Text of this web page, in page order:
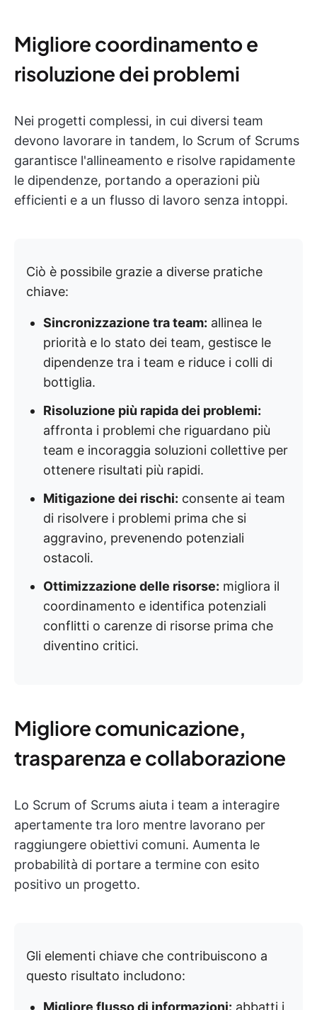
Migliore coordinamento e
risoluzione dei problemi
Nei progetti complessi, in cui diversi team
devono lavorare in tandem, lo Scrum of Scrums
garantisce l'allineamento e risolve rapidamente
le dipendenze, portando a operazioni più
efficienti e a un flusso di lavoro senza intoppi.
Ciò è possibile grazie a diverse pratiche
chiave:
Sincronizzazione tra team: allinea le
priorità e lo stato dei team, gestisce le
dipendenze tra i team e riduce i colli di
bottiglia.
Risoluzione più rapida dei problemi:
affronta i problemi che riguardano più
team e incoraggia soluzioni collettive per
ottenere risultati più rapidi.
Mitigazione dei rischi: consente ai team
di risolvere i problemi prima che si
aggravino, prevenendo potenziali
ostacoli.
Ottimizzazione delle risorse: migliora il
coordinamento e identifica potenziali
conflitti o carenze di risorse prima che
diventino critici.
Migliore comunicazione,
trasparenza e collaborazione
Lo Scrum of Scrums aiuta i team a interagire
apertamente tra loro mentre lavorano per
raggiungere obiettivi comuni. Aumenta le
probabilità di portare a termine con esito
positivo un progetto.
Gli elementi chiave che contribuiscono a
questo risultato includono:
Migliore flusso di informazioni: abbatti i